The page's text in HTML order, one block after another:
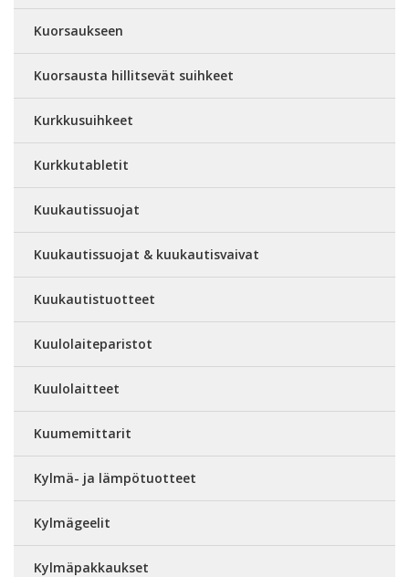
Kuorsaukseen
Kuorsausta hillitsevät suihkeet
Kurkkusuihkeet
Kurkkutabletit
Kuukautissuojat
Kuukautissuojat & kuukautisvaivat
Kuukautistuotteet
Kuulolaiteparistot
Kuulolaitteet
Kuumemittarit
Kylmä- ja lämpötuotteet
Kylmägeelit
Kylmäpakkaukset